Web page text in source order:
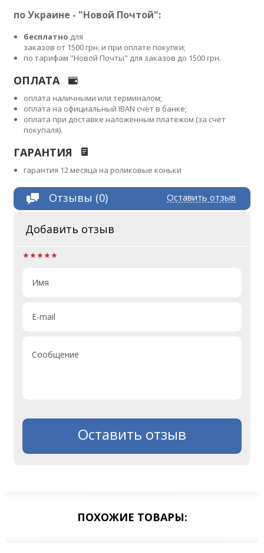
по Украине - "Новой Почтой":
бесплатно для
заказов от 1500 грн. и при оплате покупки;
по тарифам "Новой Почты" для заказов до 1500 грн.
ОПЛАТА
оплата наличными или терминалом;
оплата на официальный IBAN счет в банке;
оплата при доставке наложенным платежом (за счет
покупаля).
ГАРАНТИЯ
гарантия 12 месяца на роликовые коньки
Оставить отзыв
Отзывы (0)
Добавить отзыв
Имя
E-mail
Сообщение
Оставить отзыв
ПОХОЖИЕ ТОВАРЫ: